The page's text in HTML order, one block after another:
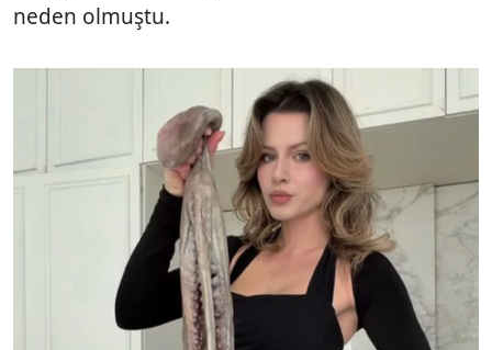
neden olmuştu.